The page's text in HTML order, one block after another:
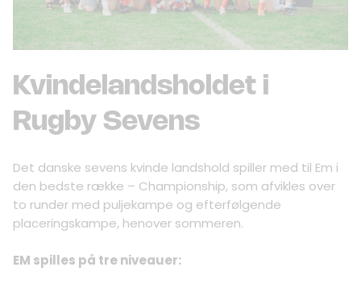
Kvindelandsholdet i
Rugby Sevens
Det danske sevens kvinde landshold spiller med til Em i
den bedste række – Championship, som afvikles over
to runder med puljekampe og efterfølgende
placeringskampe, henover sommeren.
EM spilles på tre niveauer: